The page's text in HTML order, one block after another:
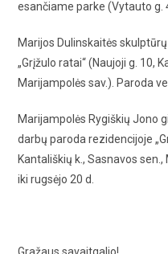
esančiame parke (Vytauto g.
Marijos Dulinskaitės
„Grįžulo ratai“ (Naujoji g. 10,
Marijampolės sav.). Paroda
Marijampolės Rygiškių Jono
darbų paroda rezidencijoje
Kantališkių k., Sasnavos
iki rugsėjo 20 d.
Gražaus savaitgalio!